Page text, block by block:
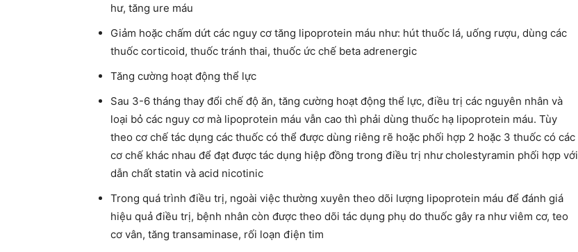
hư, tăng ure máu
Giảm hoặc chấm dứt các nguy cơ tăng lipoprotein máu như: hút thuốc lá, uống rượu, dùng các
thuốc corticoid, thuốc tránh thai, thuốc ức chế beta adrenergic
Tăng cường hoạt động thể lực
Sau 3-6 tháng thay đổi chế độ ăn, tăng cường hoạt động thể lực, điều trị các nguyên nhân và
loại bỏ các nguy cơ mà lipoprotein máu vẫn cao thì phải dùng thuốc hạ lipoprotein máu. Tùy
theo cơ chế tác dụng các thuốc có thể được dùng riêng rẽ hoặc phối hợp 2 hoặc 3 thuốc có các
cơ chế khác nhau để đạt được tác dụng hiệp đồng trong điều trị như cholestyramin phối hợp với
dẫn chất statin và acid nicotinic
Trong quá trình điều trị, ngoài việc thường xuyên theo dõi lượng lipoprotein máu để đánh giá
hiệu quả điều trị, bệnh nhân còn được theo dõi tác dụng phụ do thuốc gây ra như viêm cơ, teo
cơ vân, tăng transaminase, rối loạn điện tim